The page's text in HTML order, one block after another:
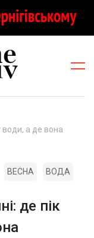
води, а де вона
ВЕСНА ВОДА
де пік